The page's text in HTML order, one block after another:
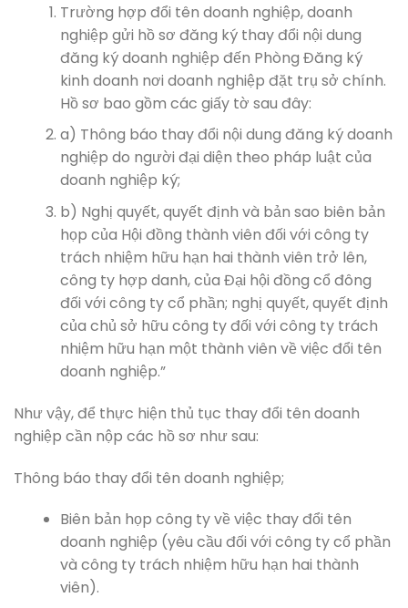
Trường hợp đổi tên doanh nghiệp, doanh
nghiệp gửi hồ sơ đăng ký thay đổi nội dung
đăng ký doanh nghiệp đến Phòng Đăng ký
kinh doanh nơi doanh nghiệp đặt trụ sở chính.
Hồ sơ bao gồm các giấy tờ sau đây:
a) Thông báo thay đổi nội dung đăng ký doanh
nghiệp do người đại diện theo pháp luật của
doanh nghiệp ký;
b) Nghị quyết, quyết định và bản sao biên bản
họp của Hội đồng thành viên đối với công ty
trách nhiệm hữu hạn hai thành viên trở lên,
công ty hợp danh, của Đại hội đồng cổ đông
đối với công ty cổ phần; nghị quyết, quyết định
của chủ sở hữu công ty đối với công ty trách
nhiệm hữu hạn một thành viên về việc đổi tên
doanh nghiệp.”
Như vậy, để thực hiện thủ tục thay đổi tên doanh
nghiệp cần nộp các hồ sơ như sau:
Thông báo thay đổi tên doanh nghiệp;
Biên bản họp công ty về việc thay đổi tên
doanh nghiệp (yêu cầu đối với công ty cổ phần
và công ty trách nhiệm hữu hạn hai thành
viên).